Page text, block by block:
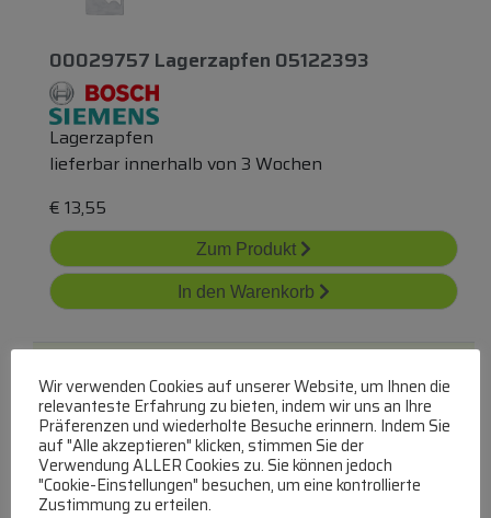
00029757 Lagerzapfen 05122393
Lagerzapfen
lieferbar innerhalb von 3 Wochen
€ 13,55
Zum Produkt
In den Warenkorb
00029583 Lagerzapfen 481950218176
Wir verwenden Cookies auf unserer Website, um Ihnen die
relevanteste Erfahrung zu bieten, indem wir uns an Ihre
Präferenzen und wiederholte Besuche erinnern. Indem Sie
auf "Alle akzeptieren" klicken, stimmen Sie der
Verwendung ALLER Cookies zu. Sie können jedoch
"Cookie-Einstellungen" besuchen, um eine kontrollierte
Zustimmung zu erteilen.